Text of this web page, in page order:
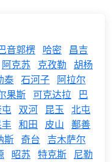
音郭楞 哈密
昌吉
阿克苏 克孜勒 胡杨
泰 石河子 阿拉尔
果斯 可克达拉
巴
双河 昆玉 北屯
和田 皮山 鄯善
斯 奇台
吉木萨尔
昭苏 特克斯 尼勒